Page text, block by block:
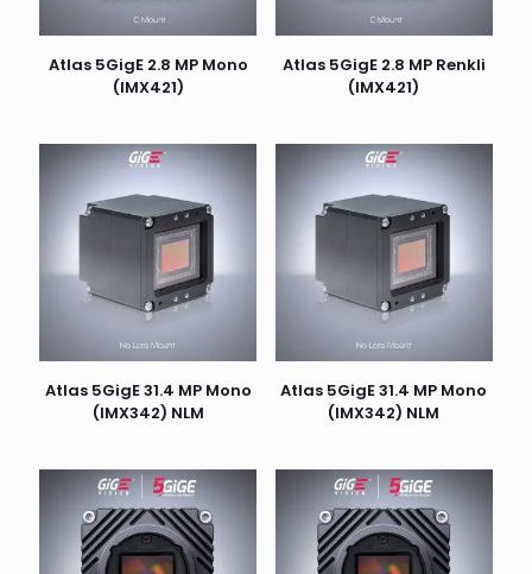
Atlas 5GigE 2.8 MP Mono
(IMX421)
Atlas 5GigE 2.8 MP Renkli
(IMX421)
Atlas 5GigE 31.4 MP Mono
(IMX342) NLM
Atlas 5GigE 31.4 MP Mono
(IMX342) NLM